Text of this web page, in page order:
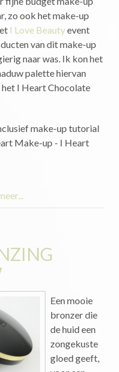
zo ook het make-up
I Love Beautyevent
van dit make-up
naar was. Ik kon het
palette hiervan
het I Heart Chocolate
make-up tutorial
Make-up - I Heart
Een mooie
bronzer die
de huid een
zongekuste
gloed geeft,